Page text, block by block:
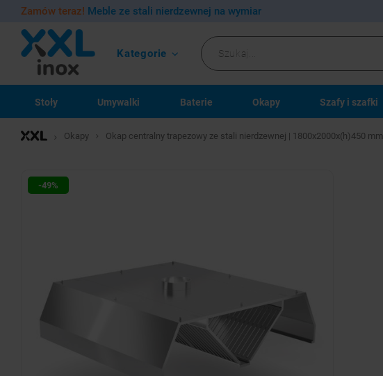
Zamów teraz! Meble ze stali nierdzewnej na wymiar
Kategorie
Stoły Umywalki Baterie Okapy Szafy i szafki
Okapy Okap centralny trapezowy ze stali nierdzewnej | 1800x2000x(h)450 mm
-49%